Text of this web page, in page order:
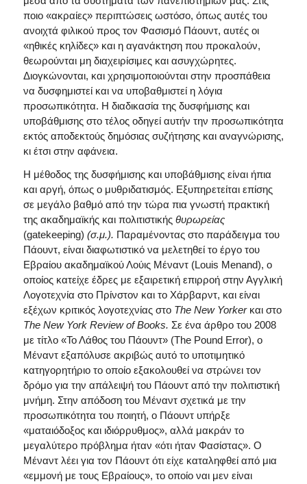
ποιο «ακραίες» περιπτώσεις ωστόσο, όπως αυτές του
ανοιχτά φιλικού προς τον Φασισμό Πάουντ, αυτές οι
«ηθικές κηλίδες» και η αγανάκτηση που προκαλούν,
θεωρούνται μη διαχειρίσιμες και ασυγχώρητες.
Διογκώνονται, και χρησιμοποιούνται στην προσπάθεια
να δυσφημιστεί και να υποβαθμιστεί η λόγια
προσωπικότητα. Η διαδικασία της δυσφήμισης και
υποβάθμισης στο τέλος οδηγεί αυτήν την προσωπικότητα
εκτός αποδεκτούς δημόσιας συζήτησης και αναγνώρισης,
κι έτσι στην αφάνεια.
Η μέθοδος της δυσφήμισης και υποβάθμισης είναι ήπια
και αργή, όπως ο μυθριδατισμός. Εξυπηρετείται επίσης
σε μεγάλο βαθμό από την τώρα πια γνωστή πρακτική
της ακαδημαϊκής και πολιτιστικής θυρωρείας
(gatekeeping) (σ.μ.). Παραμένοντας στο παράδειγμα του
Πάουντ, είναι διαφωτιστικό να μελετηθεί το έργο του
Εβραίου ακαδημαϊκού Λούις Μέναντ (Louis Menand), ο
οποίος κατείχε έδρες με εξαιρετική επιρροή στην Αγγλική
Λογοτεχνία στο Πρίνστον και το Χάρβαρντ, και είναι
εξέχων κριτικός λογοτεχνίας στο The New Yorker και στο
The New York Review of Books. Σε ένα άρθρο του 2008
με τίτλο «Το Λάθος του Πάουντ» (The Pound Error), ο
Μέναντ εξαπόλυσε ακριβώς αυτό το υποτιμητικό
κατηγορητήριο το οποίο εξακολουθεί να στρώνει τον
δρόμο για την απάλειψή του Πάουντ από την πολιτιστική
μνήμη. Στην απόδοση του Μέναντ σχετικά με την
προσωπικότητα του ποιητή, ο Πάουντ υπήρξε
«ματαιόδοξος και ιδιόρρυθμος», αλλά μακράν το
μεγαλύτερο πρόβλημα ήταν «ότι ήταν Φασίστας». Ο
Μέναντ λέει για τον Πάουντ ότι είχε καταληφθεί από μια
«εμμονή με τους Εβραίους», το οποίο ναι μεν είναι